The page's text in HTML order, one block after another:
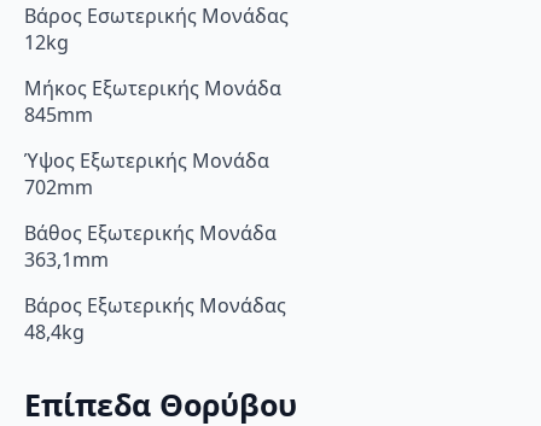
Βάρος Εσωτερικής Μονάδας
12kg
Μήκος Εξωτερικής Μονάδα
845mm
Ύψος Εξωτερικής Μονάδα
702mm
Βάθος Εξωτερικής Μονάδα
363,1mm
Βάρος Εξωτερικής Μονάδας
48,4kg
Επίπεδα Θορύβου